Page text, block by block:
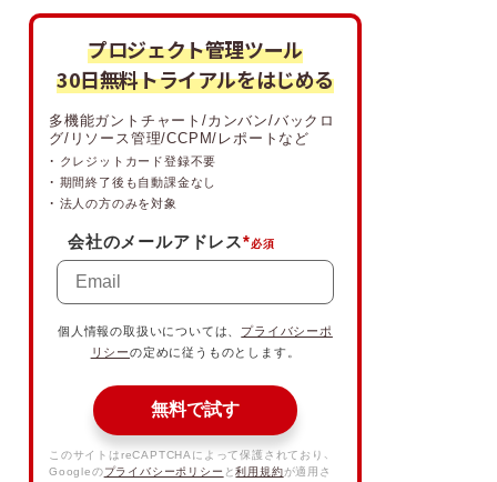
プロジェクト管理ツール
30日無料トライアルをはじめる
多機能ガントチャート/カンバン/バックロ
グ/リソース管理/CCPM/レポートなど
・ クレジットカード登録不要
・ 期間終了後も自動課金なし
・ 法人の方のみを対象
*
会社のメールアドレス
個人情報の取扱いについては、 プライバシーポ
リシーの定めに従うものとします。
無料で試す
このサイトはreCAPTCHAによって保護されており、
Googleのプライバシーポリシー と利用規約が適用さ